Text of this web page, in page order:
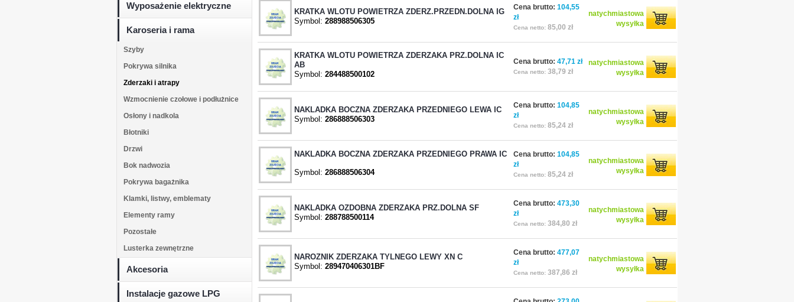
Wyposażenie elektryczne
Karoseria i rama
Szyby
Pokrywa silnika
Zderzaki i atrapy
Wzmocnienie czołowe i podłużnice
Osłony i nadkola
Błotniki
Drzwi
Bok nadwozia
Pokrywa bagażnika
Klamki, listwy, emblematy
Elementy ramy
Pozostałe
Lusterka zewnętrzne
Akcesoria
Instalacje gazowe LPG
KRATKA WLOTU POWIETRZA ZDERZ.PRZEDN.DOLNA IG
Symbol: 288988506305
Cena brutto: 104,55
zł
Cena netto: 85,00 zł
natychmiastowa
wysyłka
KRATKA WLOTU POWIETRZA ZDERZAKA PRZ.DOLNA IC
AB
Symbol: 284488500102
Cena brutto: 47,71 zł
Cena netto: 38,79 zł
natychmiastowa
wysyłka
NAKLADKA BOCZNA ZDERZAKA PRZEDNIEGO LEWA IC
Symbol: 286888506303
Cena brutto: 104,85
zł
Cena netto: 85,24 zł
natychmiastowa
wysyłka
NAKLADKA BOCZNA ZDERZAKA PRZEDNIEGO PRAWA IC
Symbol: 286888506304
Cena brutto: 104,85
zł
Cena netto: 85,24 zł
natychmiastowa
wysyłka
NAKLADKA OZDOBNA ZDERZAKA PRZ.DOLNA SF
Symbol: 288788500114
Cena brutto: 473,30
zł
Cena netto: 384,80 zł
natychmiastowa
wysyłka
NAROZNIK ZDERZAKA TYLNEGO LEWY XN C
Symbol: 289470406301BF
Cena brutto: 477,07
zł
Cena netto: 387,86 zł
natychmiastowa
wysyłka